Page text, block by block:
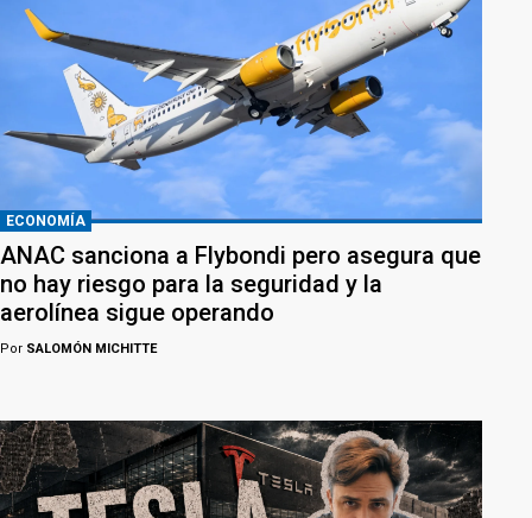
ECONOMÍA
ANAC sanciona a Flybondi pero asegura que
no hay riesgo para la seguridad y la
aerolínea sigue operando
Por SALOMÓN MICHITTE